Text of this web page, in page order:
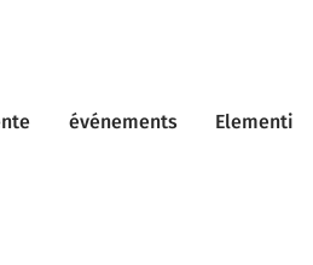
événements Elementi